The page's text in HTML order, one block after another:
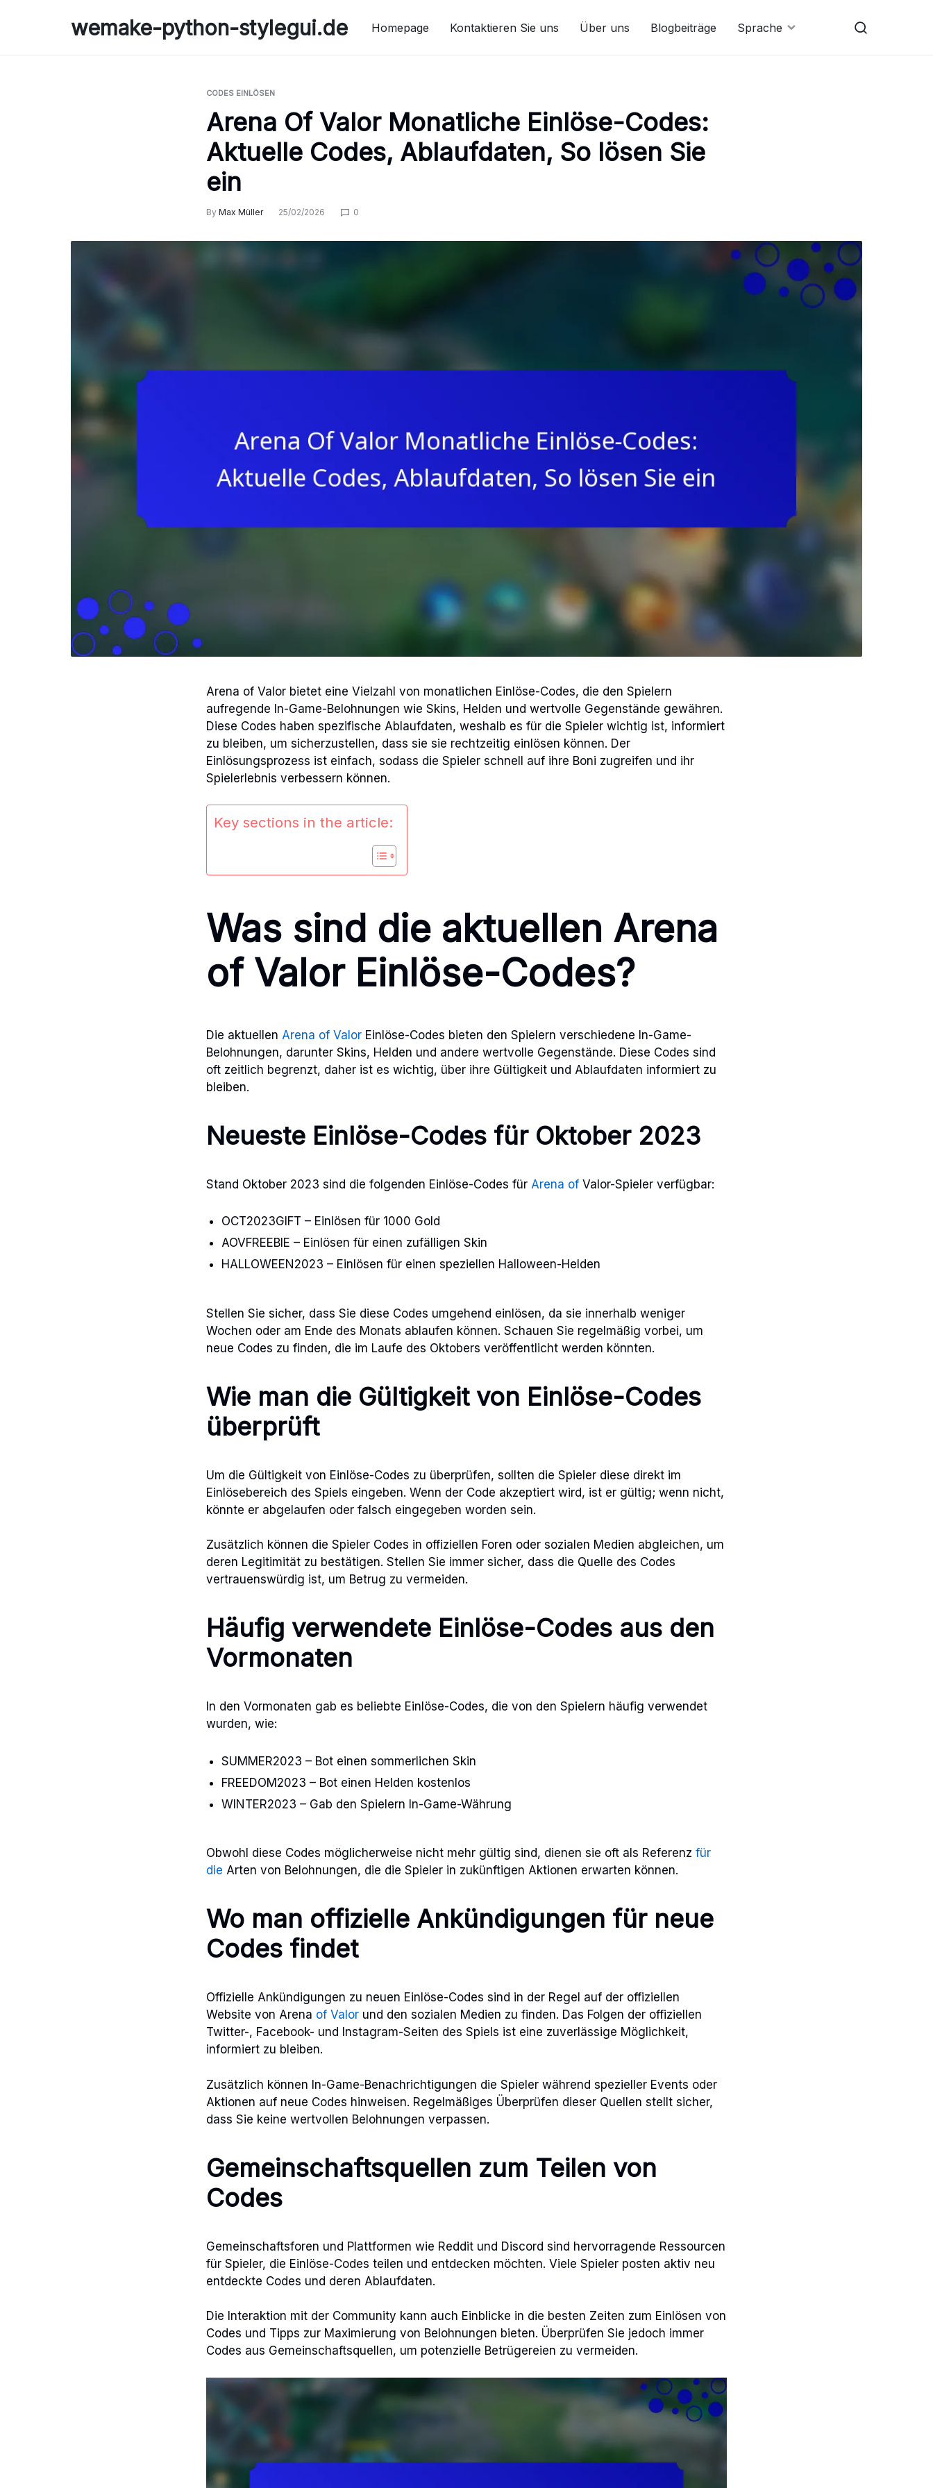
wemake-python-stylegui.de Homepage Kontaktieren Sie uns Über uns Blogbeiträge Sprache
CODES EINLÖSEN
Arena Of Valor Monatliche Einlöse-Codes:
Aktuelle Codes, Ablaufdaten, So lösen Sie
ein
By Max Müller 25/02/2026 0
Arena of Valor bietet eine Vielzahl von monatlichen Einlöse-Codes, die den Spielern
aufregende In-Game-Belohnungen wie Skins, Helden und wertvolle Gegenstände gewähren.
Diese Codes haben spezifische Ablaufdaten, weshalb es für die Spieler wichtig ist, informiert
zu bleiben, um sicherzustellen, dass sie sie rechtzeitig einlösen können. Der
Einlösungsprozess ist einfach, sodass die Spieler schnell auf ihre Boni zugreifen und ihr
Spielerlebnis verbessern können.
Key sections in the article:
Was sind die aktuellen Arena
of Valor Einlöse-Codes?
Die aktuellen Arena of Valor Einlöse-Codes bieten den Spielern verschiedene In-Game-
Belohnungen, darunter Skins, Helden und andere wertvolle Gegenstände. Diese Codes sind
oft zeitlich begrenzt, daher ist es wichtig, über ihre Gültigkeit und Ablaufdaten informiert zu
bleiben.
Neueste Einlöse-Codes für Oktober 2023
Stand Oktober 2023 sind die folgenden Einlöse-Codes für Arena of Valor-Spieler verfügbar:
OCT2023GIFT – Einlösen für 1000 Gold
AOVFREEBIE – Einlösen für einen zufälligen Skin
HALLOWEEN2023 – Einlösen für einen speziellen Halloween-Helden
Stellen Sie sicher, dass Sie diese Codes umgehend einlösen, da sie innerhalb weniger
Wochen oder am Ende des Monats ablaufen können. Schauen Sie regelmäßig vorbei, um
neue Codes zu finden, die im Laufe des Oktobers veröffentlicht werden könnten.
Wie man die Gültigkeit von Einlöse-Codes
überprüft
Um die Gültigkeit von Einlöse-Codes zu überprüfen, sollten die Spieler diese direkt im
Einlösebereich des Spiels eingeben. Wenn der Code akzeptiert wird, ist er gültig; wenn nicht,
könnte er abgelaufen oder falsch eingegeben worden sein.
Zusätzlich können die Spieler Codes in offiziellen Foren oder sozialen Medien abgleichen, um
deren Legitimität zu bestätigen. Stellen Sie immer sicher, dass die Quelle des Codes
vertrauenswürdig ist, um Betrug zu vermeiden.
Häufig verwendete Einlöse-Codes aus den
Vormonaten
In den Vormonaten gab es beliebte Einlöse-Codes, die von den Spielern häufig verwendet
wurden, wie:
SUMMER2023 – Bot einen sommerlichen Skin
FREEDOM2023 – Bot einen Helden kostenlos
WINTER2023 – Gab den Spielern In-Game-Währung
Obwohl diese Codes möglicherweise nicht mehr gültig sind, dienen sie oft als Referenz für
die Arten von Belohnungen, die die Spieler in zukünftigen Aktionen erwarten können.
Wo man offizielle Ankündigungen für neue
Codes findet
Offizielle Ankündigungen zu neuen Einlöse-Codes sind in der Regel auf der offiziellen
Website von Arena of Valor und den sozialen Medien zu finden. Das Folgen der offiziellen
Twitter-, Facebook- und Instagram-Seiten des Spiels ist eine zuverlässige Möglichkeit,
informiert zu bleiben.
Zusätzlich können In-Game-Benachrichtigungen die Spieler während spezieller Events oder
Aktionen auf neue Codes hinweisen. Regelmäßiges Überprüfen dieser Quellen stellt sicher,
dass Sie keine wertvollen Belohnungen verpassen.
Gemeinschaftsquellen zum Teilen von
Codes
Gemeinschaftsforen und Plattformen wie Reddit und Discord sind hervorragende Ressourcen
für Spieler, die Einlöse-Codes teilen und entdecken möchten. Viele Spieler posten aktiv neu
entdeckte Codes und deren Ablaufdaten.
Die Interaktion mit der Community kann auch Einblicke in die besten Zeiten zum Einlösen von
Codes und Tipps zur Maximierung von Belohnungen bieten. Überprüfen Sie jedoch immer
Codes aus Gemeinschaftsquellen, um potenzielle Betrügereien zu vermeiden.